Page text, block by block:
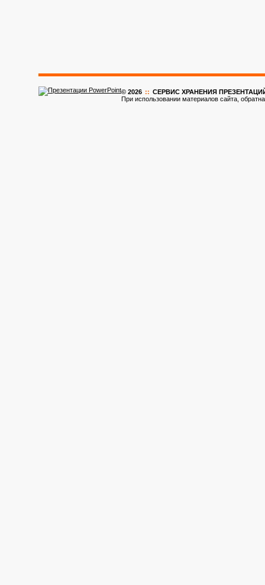
© 2026 :: CЕРВИС ХРАНЕНИЯ ПРЕЗЕНТАЦИЙ
При использовании материалов сайта,